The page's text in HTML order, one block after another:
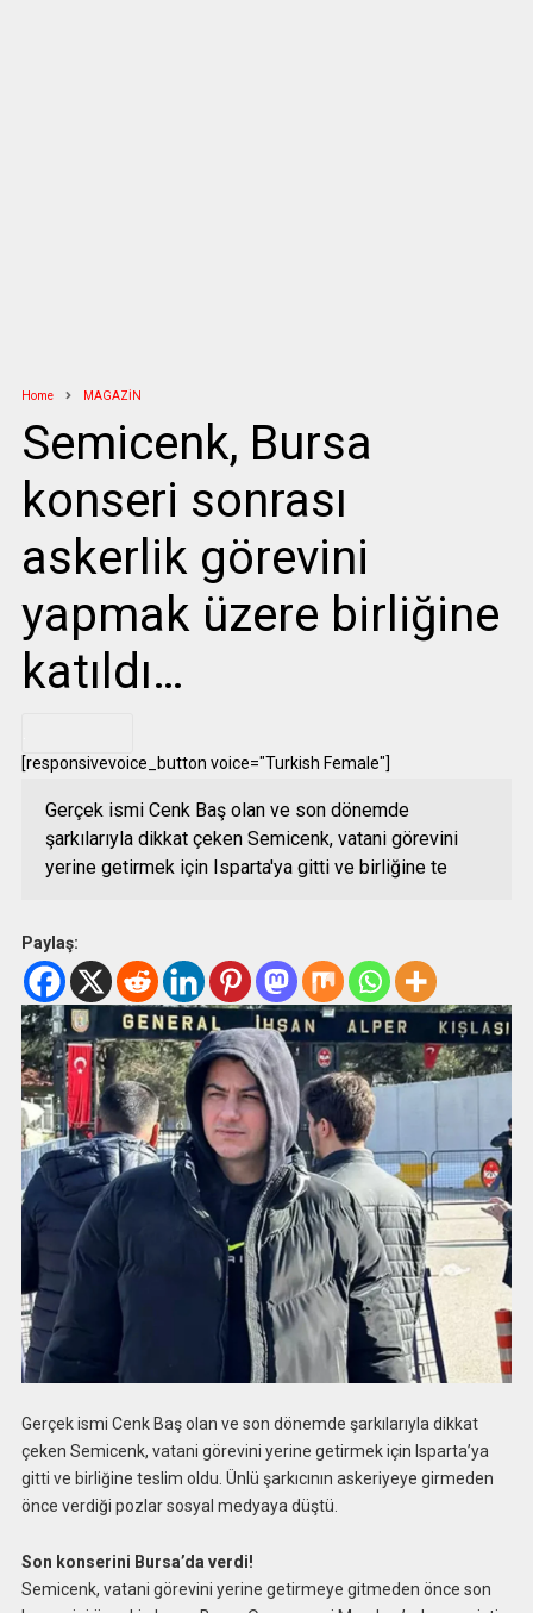
Home MAGAZİN
Semicenk, Bursa
konseri sonrası
askerlik görevini
yapmak üzere birliğine
katıldı…
[responsivevoice_button voice="Turkish Female"]
Gerçek ismi Cenk Baş olan ve son dönemde
şarkılarıyla dikkat çeken Semicenk, vatani görevini
yerine getirmek için Isparta'ya gitti ve birliğine te
Paylaş:
Gerçek ismi Cenk Baş olan ve son dönemde şarkılarıyla dikkat
çeken Semicenk, vatani görevini yerine getirmek için Isparta’ya
gitti ve birliğine teslim oldu. Ünlü şarkıcının askeriyeye girmeden
önce verdiği pozlar sosyal medyaya düştü.
Son konserini Bursa’da verdi!
Semicenk, vatani görevini yerine getirmeye gitmeden önce son